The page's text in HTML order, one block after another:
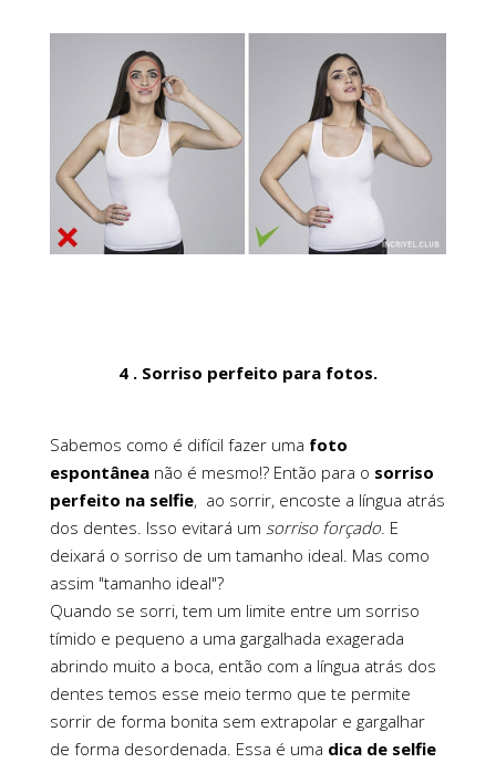
4 . Sorriso perfeito para fotos.
Sabemos como é difícil fazer uma foto
espontânea não é mesmo!? Então para o sorriso
perfeito na selfie, ao sorrir, encoste a língua atrás
dos dentes. Isso evitará um sorriso forçado . E
deixará o sorriso de um tamanho ideal. Mas como
assim "tamanho ideal"?
Quando se sorri, tem um limite entre um sorriso
tímido e pequeno a uma gargalhada exagerada
abrindo muito a boca, então com a língua atrás dos
dentes temos esse meio termo que te permite
sorrir de forma bonita sem extrapolar e gargalhar
de forma desordenada. Essa é uma dica de selfie